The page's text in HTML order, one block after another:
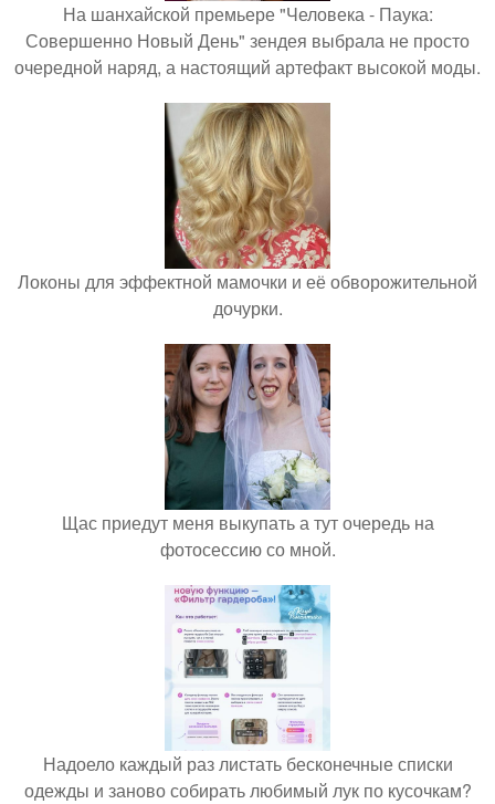
На шанхайской премьере "Человека - Паука:
Совершенно Новый День" зендея выбрала не просто
очередной наряд, а настоящий артефакт высокой моды.
Локоны для эффектной мамочки и её обворожительной
дочурки.
Щас приедут меня выкупать а тут очередь на
фотосессию со мной.
Надоело каждый раз листать бесконечные списки
одежды и заново собирать любимый лук по кусочкам?